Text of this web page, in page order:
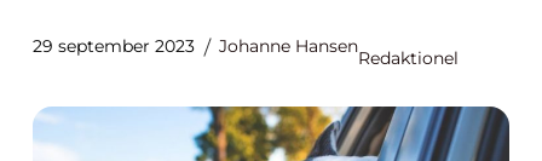
29 september 2023 Johanne Hansen
Redaktionel